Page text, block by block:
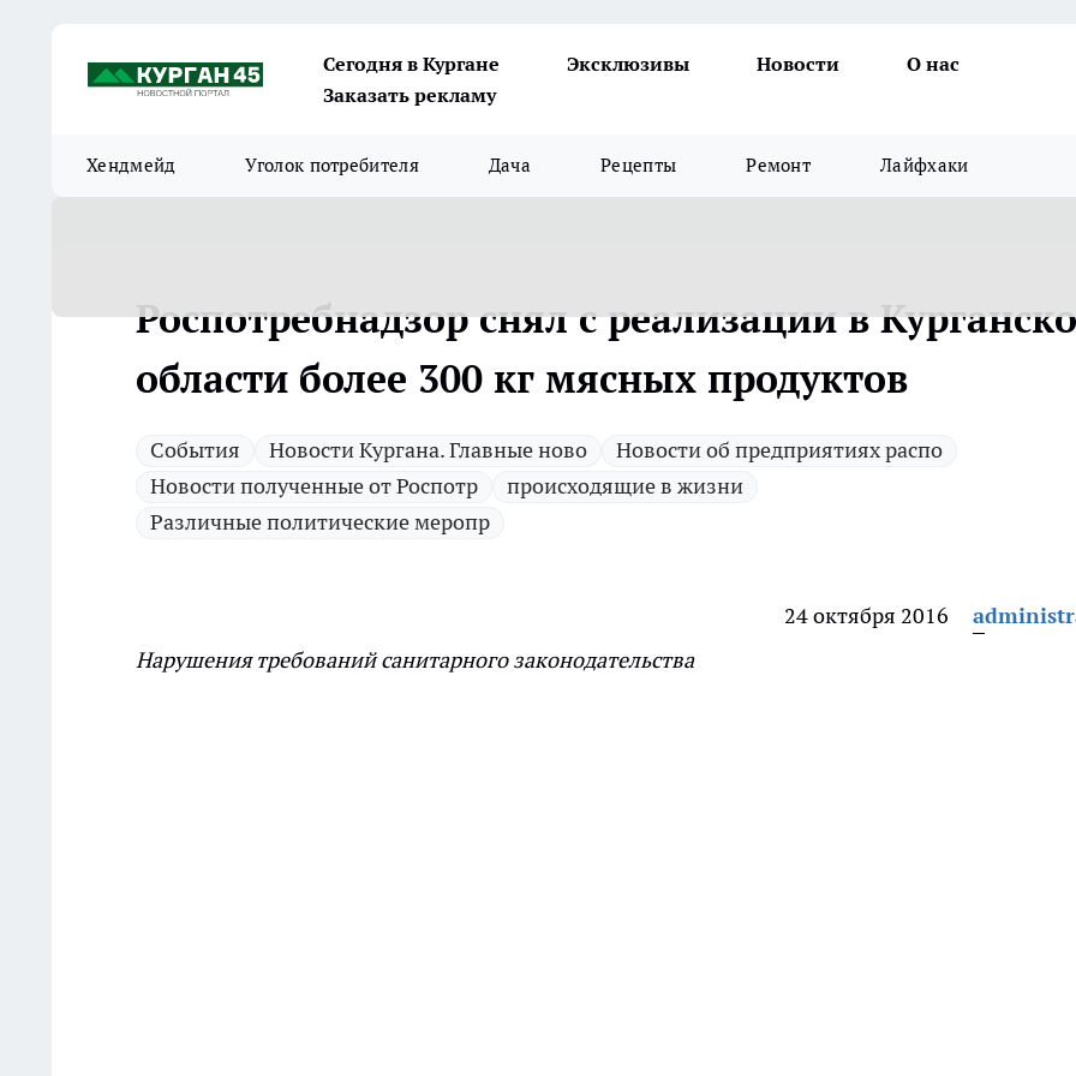
Сегодня в Кургане Эксклюзивы Новости
О нас
Заказать рекламу
Хендмейд Уголок потребителя Дача Рецепты Ремонт Лайфхаки
Роспотребнадзор снял с реализации в
области более 300 кг мясных продуктов
Cобытия Новости Кургана. Главные ново
Новости об предприятиях распо
Новости полученные от Роспотр
происходящие в жизни
Различные политические меропр
24 октября 2016
Нарушения требований санитарного законодательства